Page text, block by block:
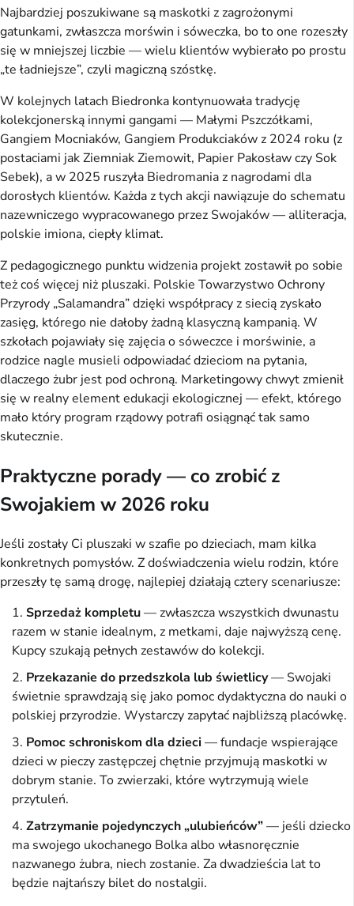
Najbardziej poszukiwane są maskotki z zagrożonymi
gatunkami, zwłaszcza morświn i sóweczka, bo to one rozeszły
się w mniejszej liczbie — wielu klientów wybierało po prostu
„te ładniejsze”, czyli magiczną szóstkę.
W kolejnych latach Biedronka kontynuowała tradycję
kolekcjonerską innymi gangami — Małymi Pszczółkami,
Gangiem Mocniaków, Gangiem Produkciaków z 2024 roku (z
postaciami jak Ziemniak Ziemowit, Papier Pakosław czy Sok
Sebek), a w 2025 ruszyła Biedromania z nagrodami dla
dorosłych klientów. Każda z tych akcji nawiązuje do schematu
nazewniczego wypracowanego przez Swojaków — alliteracja,
polskie imiona, ciepły klimat.
Z pedagogicznego punktu widzenia projekt zostawił po sobie
też coś więcej niż pluszaki. Polskie Towarzystwo Ochrony
Przyrody „Salamandra” dzięki współpracy z siecią zyskało
zasięg, którego nie dałoby żadną klasyczną kampanią. W
szkołach pojawiały się zajęcia o sóweczce i morświnie, a
rodzice nagle musieli odpowiadać dzieciom na pytania,
dlaczego żubr jest pod ochroną. Marketingowy chwyt zmienił
się w realny element edukacji ekologicznej — efekt, którego
mało który program rządowy potrafi osiągnąć tak samo
skutecznie.
Praktyczne porady — co zrobić z
Swojakiem w 2026 roku
Jeśli zostały Ci pluszaki w szafie po dzieciach, mam kilka
konkretnych pomysłów. Z doświadczenia wielu rodzin, które
przeszły tę samą drogę, najlepiej działają cztery scenariusze:
Sprzedaż kompletu— zwłaszcza wszystkich dwunastu
razem w stanie idealnym, z metkami, daje najwyższą cenę.
Kupcy szukają pełnych zestawów do kolekcji.
Przekazanie do przedszkola lub świetlicy— Swojaki
świetnie sprawdzają się jako pomoc dydaktyczna do nauki o
polskiej przyrodzie. Wystarczy zapytać najbliższą placówkę.
Pomoc schroniskom dla dzieci— fundacje wspierające
dzieci w pieczy zastępczej chętnie przyjmują maskotki w
dobrym stanie. To zwierzaki, które wytrzymują wiele
przytuleń.
Zatrzymanie pojedynczych „ulubieńców”— jeśli dziecko
ma swojego ukochanego Bolka albo własnoręcznie
nazwanego żubra, niech zostanie. Za dwadzieścia lat to
będzie najtańszy bilet do nostalgii.